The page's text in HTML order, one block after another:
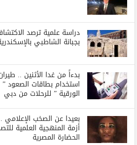
دراسة علمية ترصد
بجبانة الشاطبي
بدءاً من غدا الأثنين ..
استخدام بطاقات الصعود ”
الورقية ” للرحلات من دبي
بعيدا عن الصخب الإعلامي
أزمة المنهجية العلمية
الحضارة المصرية